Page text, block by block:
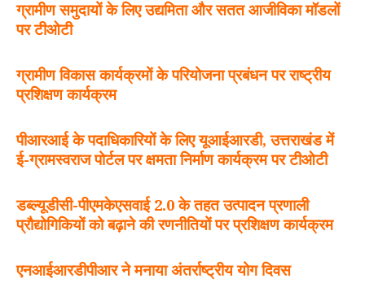
ग्रामीण समुदायों के लिए उद्यमिता और सतत आजीविका मॉडलों
पर टीओटी
ग्रामीण विकास कार्यक्रमों के परियोजना प्रबंधन पर राष्ट्रीय
प्रशिक्षण कार्यक्रम
पीआरआई के पदाधिकारियों के लिए यूआईआरडी,उत्तराखंड में
ई-ग्रामस्वराज पोर्टल पर क्षमता निर्माण कार्यक्रम पर टीओटी
डब्ल्यूडीसी-पीएमकेएसवाई 2.0के तहत उत्पादन प्रणाली
प्रौद्योगिकियों को बढ़ाने की रणनीतियों पर प्रशिक्षण कार्यक्रम
एनआईआरडीपीआर ने मनाया अंतर्राष्ट्रीय योग दिवस